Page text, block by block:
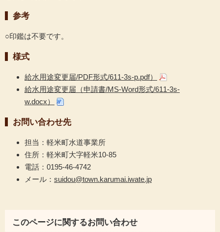
参考
○印鑑は不要です。
様式
給水用途変更届/PDF形式/611-3s-p.pdf）
給水用途変更届（申請書/MS-Word形式/611-3s-
w.docx）
お問い合わせ先
担当：軽米町水道事業所
住所：軽米町大字軽米10-85
電話：0195-46-4742
メール： suidou@town.karumai.iwate.jp
このページに関するお問い合わせ